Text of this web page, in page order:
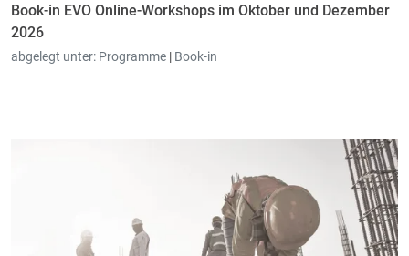
Book-in EVO Online-Workshops im Oktober und Dezember
2026
abgelegt unter: Programme | Book-in